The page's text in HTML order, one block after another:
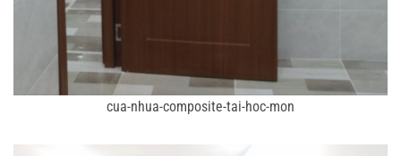
cua-nhua-composite-tai-hoc-mon